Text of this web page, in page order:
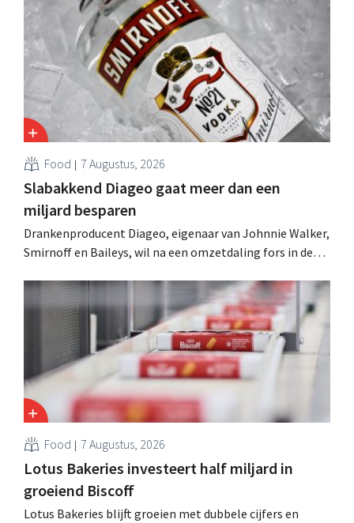
Food 7 Augustus, 2026
Slabakkend Diageo gaat meer dan een
miljard besparen
Drankenproducent Diageo, eigenaar van Johnnie Walker,
Smirnoff en Baileys, wil na een omzetdaling fors in de
andere Guiness en voorgemixte cocktails.
Food 7 Augustus, 2026
Lotus Bakeries investeert half miljard in
groeiend Biscoff
Lotus Bakeries blijft groeien met dubbele cijfers en